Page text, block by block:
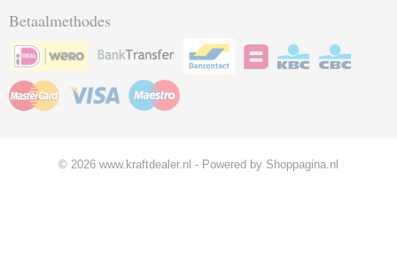
Betaalmethodes
© 2026 www.kraftdealer.nl - Powered by Shoppagina.nl